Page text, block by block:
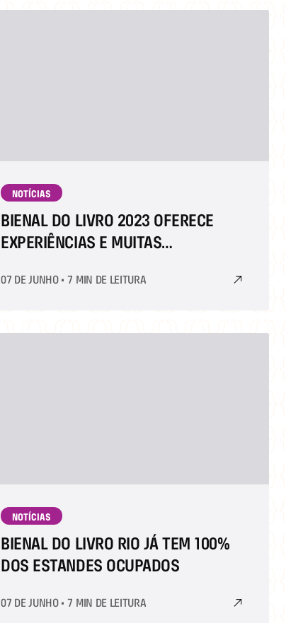
NOTÍCIAS
BIENAL DO LIVRO 2023 OFERECE
EXPERIÊNCIAS E MUITAS
07 DE JUNHO •7 MIN DE LEITURA
NOTÍCIAS
BIENAL DO LIVRO RIO JÁ TEM 100%
DOS ESTANDES OCUPADOS
07 DE JUNHO •7 MIN DE LEITURA